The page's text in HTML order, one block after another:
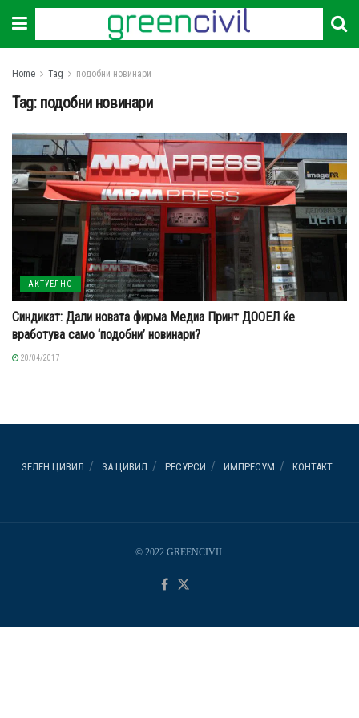
Home Tag подобни новинари
Tag: подобни новинари
АКТУЕЛНО
Синдикат: Дали новата фирма Медиа Принт ДООЕЛ ќе
вработува само ‘подобни’ новинари?
20/04/2017
ЗЕЛЕН ЦИВИЛ ЗА ЦИВИЛ РЕСУРСИ ИМПРЕСУМ КОНТАКТ
© 2022 GREENCIVIL